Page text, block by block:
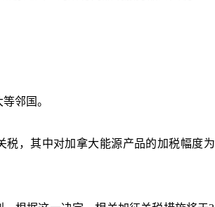
邻国。
税，其中对加拿大能源产品的加税幅度为